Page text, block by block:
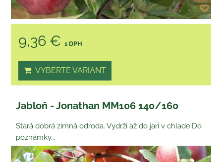
9,36 € s DPH
VYBERTE VARIANT
Jabloň - Jonathan MM106 140/160
Stará dobrá zimná odroda. Vydrží až do jari v chlade.Do
poznámky...